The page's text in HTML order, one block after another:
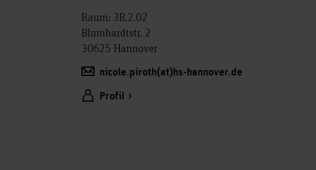
Raum: 3B.2.02
Blumhardtstr. 2
30625 Hannover
nicole.piroth(at)hs-hannover.de
Profil